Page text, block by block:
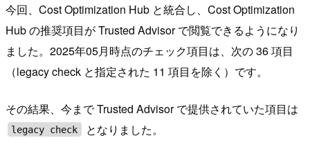
今回、Cost Optimization Hub と統合し、Cost Optimization
Hub の推奨項目が Trusted Advisor で閲覧できるようになり
ました。2025年05月時点のチェック項目は、次の 36 項目
（legacy check と指定された 11 項目を除く）です。
その結果、今まで Trusted Advisor で提供されていた項目は
legacy check となりました。